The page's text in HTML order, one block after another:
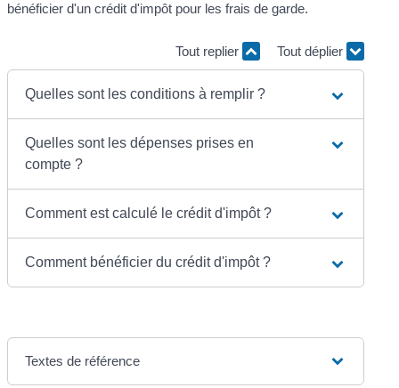
bénéficier d'un crédit d'impôt pour les frais de garde.
Tout replier Tout déplier
Quelles sont les conditions à remplir ?
Quelles sont les dépenses prises en
compte ?
Comment est calculé le crédit d'impôt ?
Comment bénéficier du crédit d'impôt ?
Textes de référence